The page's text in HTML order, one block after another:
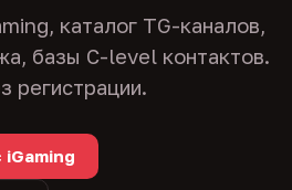
каталог TG-каналов,
базы C-level контактов.
регистрации.